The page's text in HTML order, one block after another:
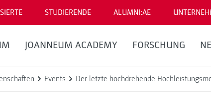
STUDIERENDE ALUMNI:AE
JOANNEUM ACADEMY FORSCHUNG
Events Der letzte hochdrehende